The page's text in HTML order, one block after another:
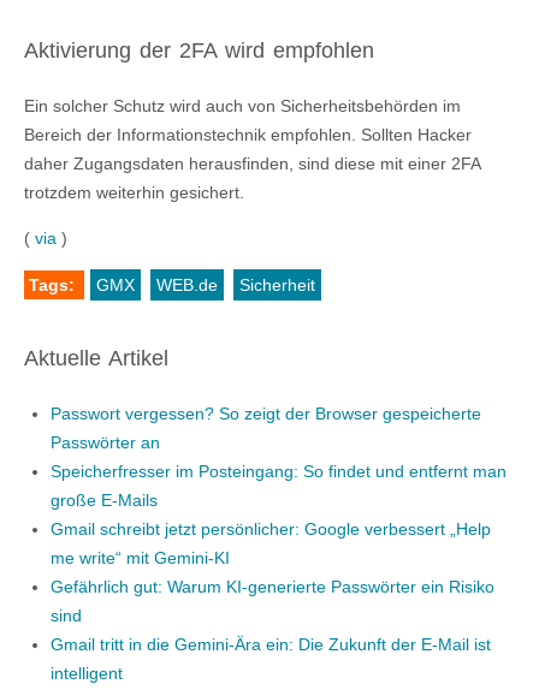
Aktivierung der 2FA wird empfohlen
Ein solcher Schutz wird auch von Sicherheitsbehörden im
Bereich der Informationstechnik empfohlen. Sollten Hacker
daher Zugangsdaten herausfinden, sind diese mit einer 2FA
trotzdem weiterhin gesichert.
( via )
Tags: GMX WEB.de Sicherheit
Aktuelle Artikel
Passwort vergessen? So zeigt der Browser gespeicherte
Passwörter an
Speicherfresser im Posteingang: So findet und entfernt man
große E-Mails
Gmail schreibt jetzt persönlicher: Google verbessert „Help
me write“ mit Gemini-KI
Gefährlich gut: Warum KI-generierte Passwörter ein Risiko
sind
Gmail tritt in die Gemini-Ära ein: Die Zukunft der E-Mail ist
intelligent